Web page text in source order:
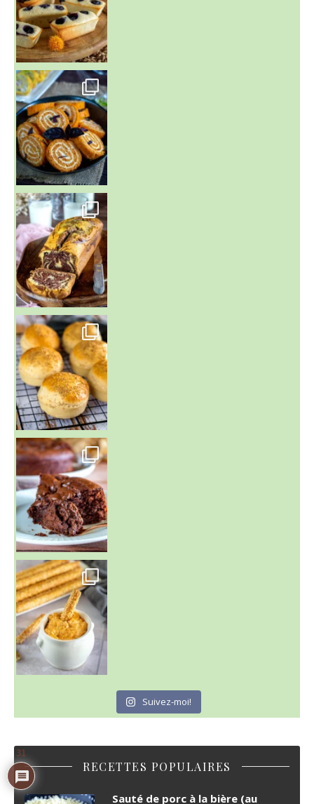
~ BUNS MAISON ~
Un peu de boulange par ici au
~ GÂTEAU FONDANT CHOCO NOISETTE ~
C'est lundi
Suivez-moi!
RECETTES POPULAIRES
Sauté de porc à la bière (au
31